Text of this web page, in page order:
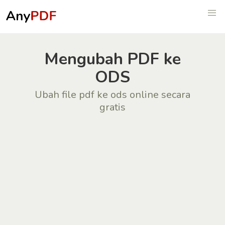
Mengubah PDF ke
ODS
Ubah file pdf ke ods online secara
gratis